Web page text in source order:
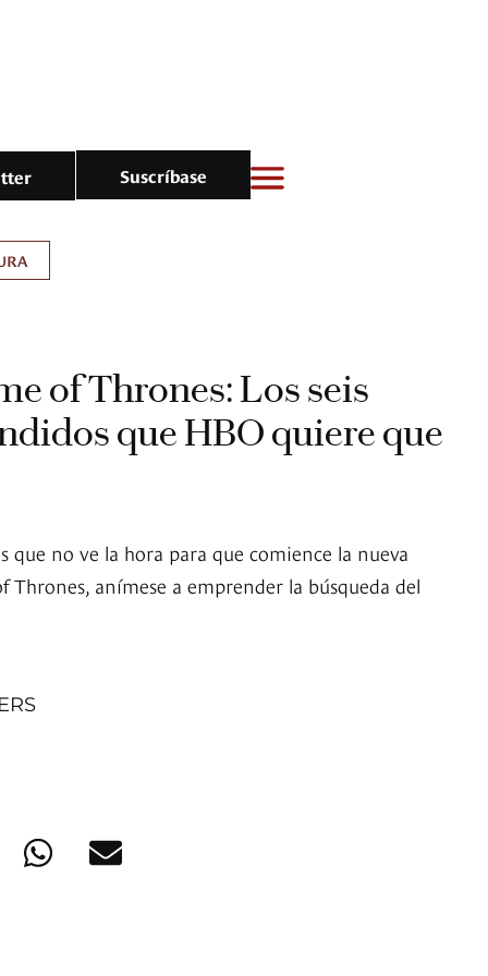
Suscríbase
of Thrones: Los seis
que HBO quiere que
que no ve la hora para que comience la nueva
Thrones, anímese a emprender la búsqueda del